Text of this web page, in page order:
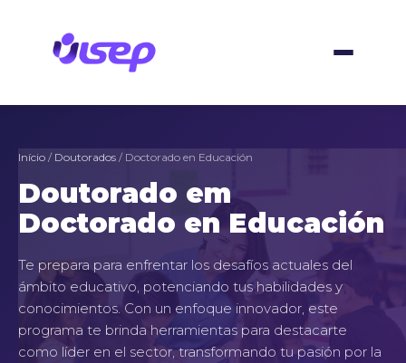
Início / Doutorados / Doctorado en Educación
Doutorado em
Doctorado en Educación
Te prepara para enfrentar los desafíos actuales del
ámbito educativo, potenciando tus habilidades y
conocimientos. Con un enfoque innovador, este
programa te brinda herramientas para destacarte
como líder en el sector, transformando tu pasión por la